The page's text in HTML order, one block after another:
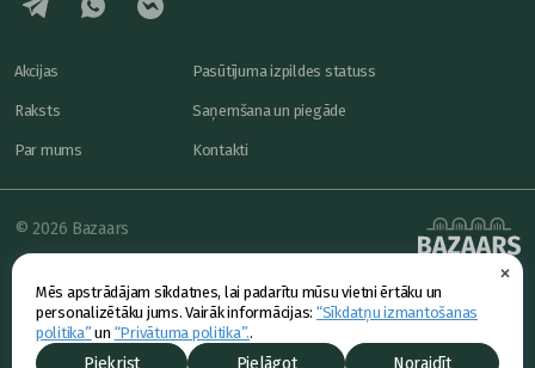
×
Mēs apstrādājam sīkdatnes, lai padarītu mūsu vietni ērtāku un
personalizētāku jums. Vairāk informācijas: “Sīkdatņu izmantošanas
politika” un “Privātuma politika”..
Piekrist Pielāgot Noraidīt
Akcijas
Raksts
Par mums
Pasūtījuma izpildes statuss
Saņemšana un piegāde
Kontakti
powered by
© 2026 Bazaars
Konfidencialitāte
Piedāvājums